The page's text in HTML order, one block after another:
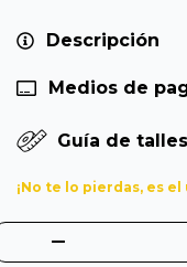
Descripción
Medios de
Guía de talles
¡No te lo pierdas, es